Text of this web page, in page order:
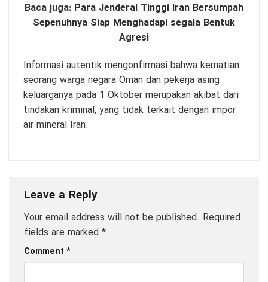
Baca juga: Para Jenderal Tinggi Iran Bersumpah
Sepenuhnya Siap Menghadapi segala Bentuk
Agresi
Informasi autentik mengonfirmasi bahwa kematian
seorang warga negara Oman dan pekerja asing
keluarganya pada 1 Oktober merupakan akibat dari
tindakan kriminal, yang tidak terkait dengan impor
air mineral Iran.
Leave a Reply
Your email address will not be published. Required
fields are marked *
Comment *